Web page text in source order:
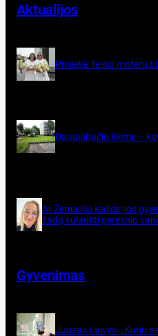
Aktualijos
Pri­siekė Tel­šių mo­terų
Dau­gia­bu­čio kie­me –
Ar Že­mai­čių Kal­va­ri­jos
ža­dą su­lauk­ti ge­res­nio
Gyvenimas
Juo­zas Lai­vys: „Ku­riu